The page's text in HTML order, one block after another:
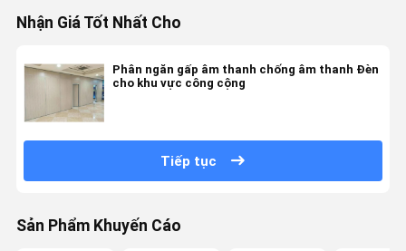
Nhận Giá Tốt Nhất Cho
Phân ngăn gấp âm thanh chống âm thanh Đèn
cho khu vực công cộng
Tiếp tục
Sản Phẩm Khuyến Cáo